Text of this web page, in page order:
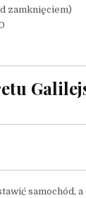
zamknięciem)
samochód,